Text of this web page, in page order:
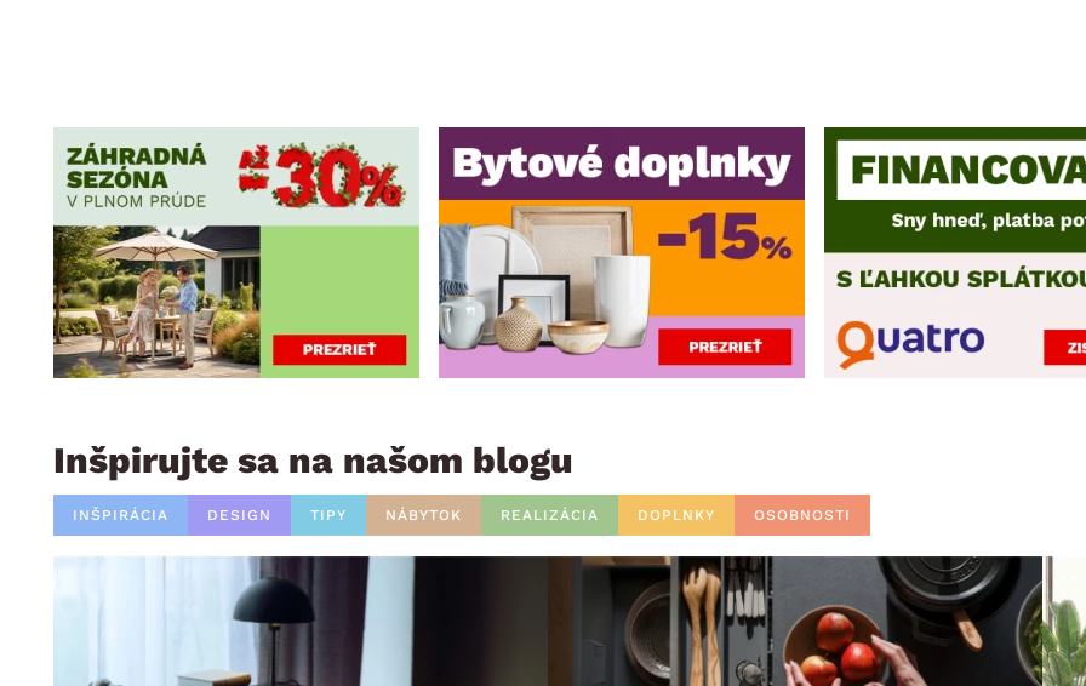
Inšpirujte sa na našom blogu
INŠPIRÁCIA DESIGN TIPY NÁBYTOK REALIZÁCIA DOPLNKY OSOBNOSTI